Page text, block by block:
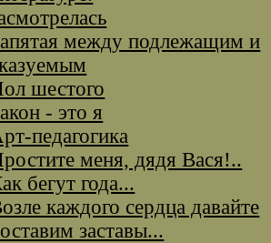
между подлежащим и
шестого
- это я
педагогика
меня, дядя Вася!..
бегут года...
каждого сердца давайте
заставы...